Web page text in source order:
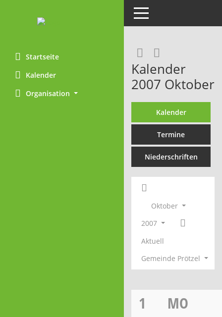
Startseite
Kalender
Organisation
Toggle navigation
Kalender
2007 Oktober
Kalender
Termine
Niederschriften
Oktober
2007
Aktuell
Gemeinde Prötzel
1
MO